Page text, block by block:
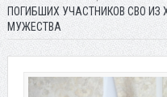
ПОГИБШИХ УЧАСТНИКОВ СВО
МУЖЕСТВА